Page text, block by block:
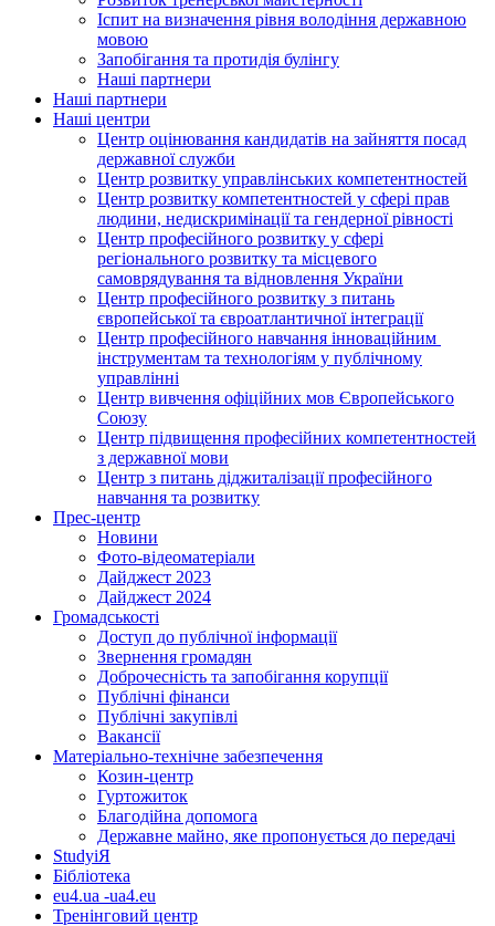
Іспит на визначення рівня володіння державною
мовою
Запобігання та протидія булінгу
Наші партнери
Наші партнери
Наші центри
Центр оцінювання кандидатів на зайняття посад
державної служби
Центр розвитку управлінських компетентностей
Центр розвитку компетентностей у сфері прав
людини, недискримінації та гендерної рівності
Центр професійного розвитку у сфері
регіонального розвитку та місцевого
самоврядування та відновлення України
Центр професійного розвитку з питань
європейської та євроатлантичної інтеграції
Центр професійного навчання інноваційним
інструментам та технологіям у публічному
управлінні
Центр вивчення офіційних мов Європейського
Союзу
Центр підвищення професійних компетентностей
з державної мови
Центр з питань діджиталізації професійного
навчання та розвитку
Прес-центр
Новини
Фото-відеоматеріали
Дайджест 2023
Дайджест 2024
Громадськості
Доступ до публічної інформації
Звернення громадян
Доброчесність та запобігання корупції
Публічні фінанси
Публічні закупівлі
Вакансії
Матеріально-технічне забезпечення
Козин-центр
Гуртожиток
Благодійна допомога
Державне майно, яке пропонується до передачі
StudyіЯ
Бібліотека
eu4.ua -ua4.eu
Тренінговий центр